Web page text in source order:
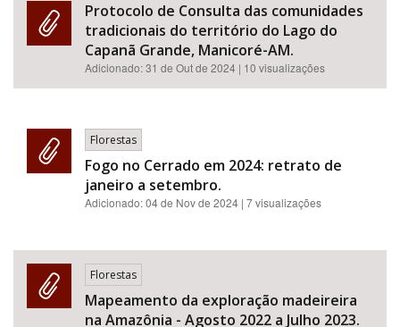
Protocolo de Consulta das comunidades
tradicionais do território do Lago do
Capanã Grande, Manicoré-AM.
Adicionado:31 de Out de 2024 | 10 visualizações
Florestas
Fogo no Cerrado em 2024: retrato de
janeiro a setembro.
Adicionado:04 de Nov de 2024 | 7 visualizações
Florestas
Mapeamento da exploração madeireira
na Amazônia - Agosto 2022 a Julho 2023.